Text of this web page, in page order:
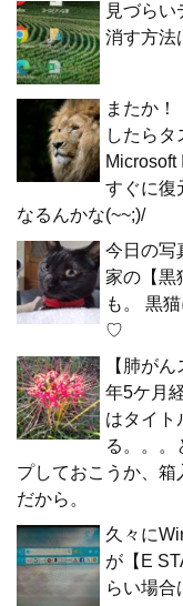
見づら
消す方法
またか！
したら
すぐに復
なるんかな(~~;)/
今日の写
家の【黒
も。 黒
♡
【肺が
年5ケ月
はタイト
る。。。
プしておこうか、
だから。
久々に
が【E
らい場合